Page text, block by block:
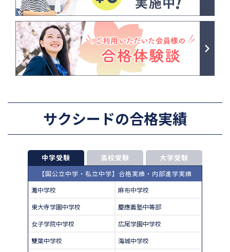
サクシードの合格実績
中学受験 高校受験 大学受験
【国公立中学・私立中学】合格実績・内部進学実績
灘中学校
麻布中学校
東大寺学園中学校
慶應義塾中等部
女子学院中学校
広尾学園中学校
雙葉中学校
海城中学校